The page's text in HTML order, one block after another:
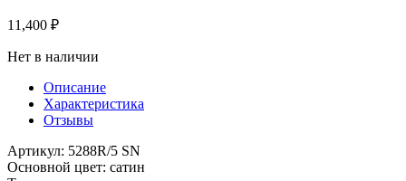
11,400 ₽
Нет в наличии
Описание
Характеристика
Отзывы
Артикул: 5288R/5 SN
Основной цвет: сатин